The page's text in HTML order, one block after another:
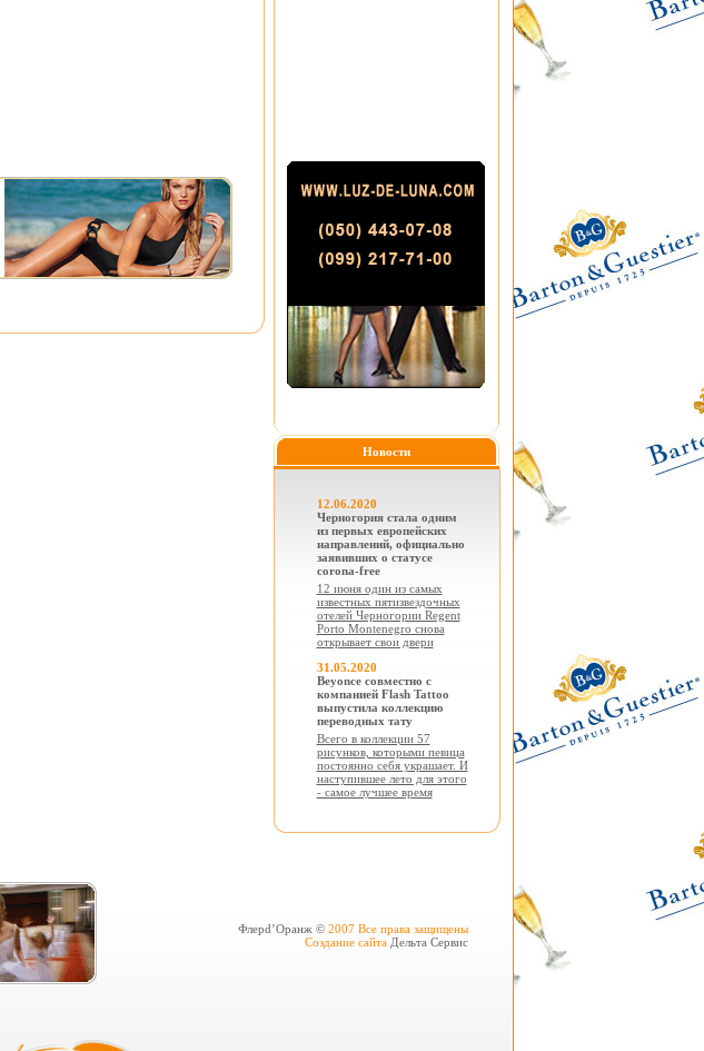
Новости
12.06.2020
Черногория стала одним
из первых европейских
направлений, официально
заявивших о статусе
corona-free
12 июня один из самых
известных пятизвездочных
отелей Черногории Regent
Porto Montenegro снова
открывает свои двери
31.05.2020
Beyonce совместно с
компанией Flash Tattoo
выпустила коллекцию
переводных тату
Всего в коллекции 57
рисунков, которыми певица
постоянно себя украшает. И
наступившее лето для этого
- самое лучшее время
Флерd’Оранж © 2007 Все права защищены
Создание сайта Дельта Сервис